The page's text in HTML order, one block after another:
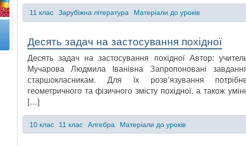
11 клас Зарубіжна література Матеріали до уроків
Десять задач на застосування похідної
Десять задач на застосування похідної Автор:
Мучарова Людмила Іванівна Запропоновані
старшокласникам. Для їх розв’язування
геометричного та фізичного змісту похідної, а також
[…]
10 клас 11 клас Алгебра Матеріали до уроків